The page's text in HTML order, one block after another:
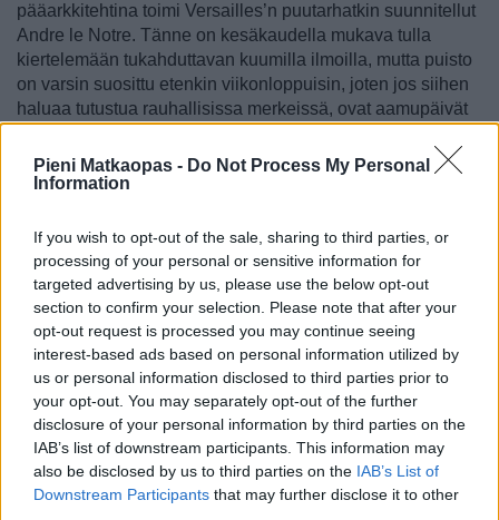
Pieni Matkaopas - Do Not Process My Personal
Information
If you wish to opt-out of the sale, sharing to third parties, or
processing of your personal or sensitive information for
targeted advertising by us, please use the below opt-out
section to confirm your selection. Please note that after your
opt-out request is processed you may continue seeing
interest-based ads based on personal information utilized by
us or personal information disclosed to third parties prior to
your opt-out. You may separately opt-out of the further
disclosure of your personal information by third parties on the
IAB’s list of downstream participants. This information may
also be disclosed by us to third parties on the IAB’s List of
Downstream Participants that may further disclose it to other
pääarkkitehtina toimi Versailles’n puutarhatkin suunnitellut
Andre le Notre. Tänne on kesäkaudella mukava tulla
kiertelemään tukahduttavan kuumilla ilmoilla, mutta puisto
on varsin suosittu etenkin viikonloppuisin, joten jos siihen
haluaa tutustua rauhallisissa merkeissä, ovat aamupäivät
Parco del Valentino -puistoalue
sijaitsevaParco del Valentino[ kartalla], joka on paitsi
suosittu ulkoilualue myös kaupungin yöelämän keskuksia
ja jossa on kaikenlaista nähtävääkin. Puistoon on mukava
tulla vain kävelylle, juomaan kahvit tai niitä terävämmät
yhdellä sen terasseista tai sitten syömään sen
Yökerhot ja yöelämä ovat niin sanotulla
Murazzi-alueella, joka on joenrannalla ja Ponte Umberto I
-sillan kupeessa. Samalla alueella on myös ravintoloita,
joissa on mukava syödä ateria ja nauttia puiston ja
joenrannan tunnelmasta. Syvemmällä puistossa on
pyöränvuokraajia, kauniita rakennuksia ja runsaasti tilaa.